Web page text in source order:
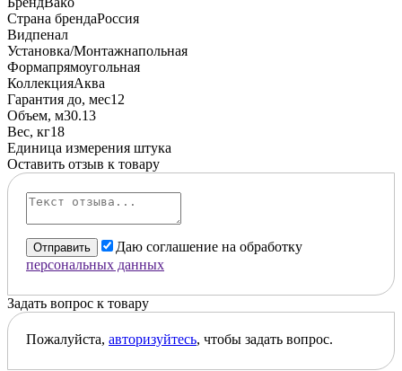
Страна брендаРоссия
Видпенал
Установка/Монтажнапольная
Формапрямоугольная
КоллекцияАква
Гарантия до, мес12
Объем, м30.13
Вес, кг18
Единица измерения штука
Оставить отзыв к товару
Отправить
Даю соглашение на обработку
персональных данных
Задать вопрос к товару
Пожалуйста, авторизуйтесь, чтобы задать вопрос.